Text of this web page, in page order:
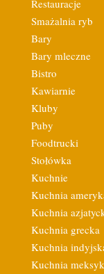
Restauracje
Smażalnia ryb
Bary
Bary mleczne
Bistro
Kawiarnie
Kluby
Puby
Foodtrucki
Stołówka
Kuchnie
Kuchnia
Kuchnia
Kuchnia grecka
Kuchnia
Kuchnia